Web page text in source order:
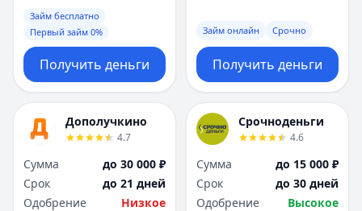
Займ бесплатно
Первый займ 0%
Получить деньги
Займ онлайн Срочно
Получить деньги
Дополучкино
4.7
Сумма
до 30 000 ₽
Срок
до 21 дней
Одобрение
Низкое
Срочноденьги
4.6
Сумма
до 15 000 ₽
Срок
до 30 дней
Одобрение
Высокое